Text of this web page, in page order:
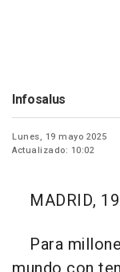
Infosalus
Lunes, 19 mayo 2025
Actualizado: 10:02
MADRID, 19
Para